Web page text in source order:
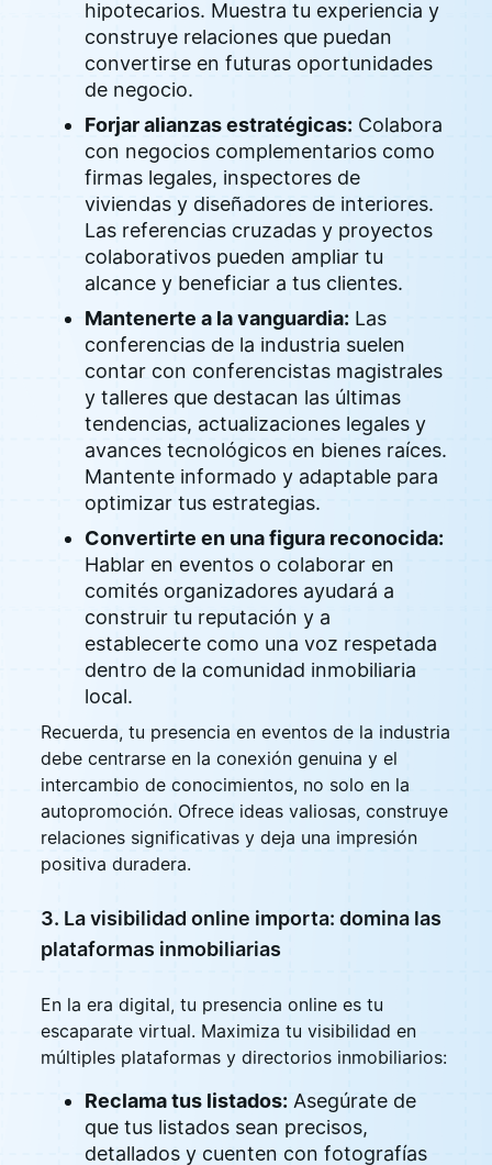
hipotecarios. Muestra tu experiencia y
construye relaciones que puedan
convertirse en futuras oportunidades
de negocio.
Forjar alianzas estratégicas: Colabora
con negocios complementarios como
firmas legales, inspectores de
viviendas y diseñadores de interiores.
Las referencias cruzadas y proyectos
colaborativos pueden ampliar tu
alcance y beneficiar a tus clientes.
Mantenerte a la vanguardia:Las
conferencias de la industria suelen
contar con conferencistas magistrales
y talleres que destacan las últimas
tendencias, actualizaciones legales y
avances tecnológicos en bienes raíces.
Mantente informado y adaptable para
optimizar tus estrategias.
Convertirte en una figura reconocida:
Hablar en eventos o colaborar en
comités organizadores ayudará a
construir tu reputación y a
establecerte como una voz respetada
dentro de la comunidad inmobiliaria
local.
Recuerda, tu presencia en eventos de la industria
debe centrarse en la conexión genuina y el
intercambio de conocimientos, no solo en la
autopromoción. Ofrece ideas valiosas, construye
relaciones significativas y deja una impresión
positiva duradera.
3. La visibilidad online importa: domina las
plataformas inmobiliarias
En la era digital, tu presencia online es tu
escaparate virtual. Maximiza tu visibilidad en
múltiples plataformas y directorios inmobiliarios:
Reclama tus listados: Asegúrate de
que tus listados sean precisos,
detallados y cuenten con fotografías